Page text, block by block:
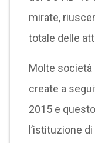
mirate,
totale delle
Molte società
create a
2015 e
l’istituzione